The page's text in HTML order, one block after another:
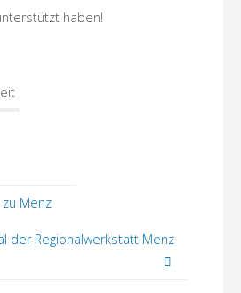
haben!
Menz
der Regionalwerkstatt Menz